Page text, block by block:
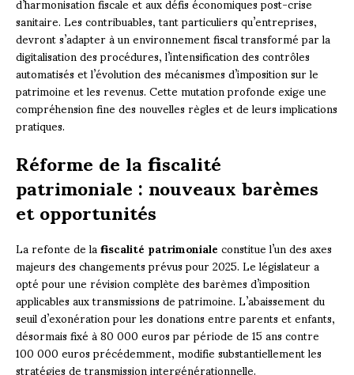
sanitaire. Les contribuables, tant particuliers qu’entreprises,
devront s’adapter à un environnement fiscal transformé par la
digitalisation des procédures, l’intensification des contrôles
automatisés et l’évolution des mécanismes d’imposition sur le
patrimoine et les revenus. Cette mutation profonde exige une
compréhension fine des nouvelles règles et de leurs implications
pratiques.
Réforme de la fiscalité
patrimoniale : nouveaux barèmes
et opportunités
La refonte de lafiscalité patrimonialeconstitue l’un des axes
majeurs des changements prévus pour 2025. Le législateur a
opté pour une révision complète des barèmes d’imposition
applicables aux transmissions de patrimoine. L’abaissement du
seuil d’exonération pour les donations entre parents et enfants,
désormais fixé à 80 000 euros par période de 15 ans contre
100 000 euros précédemment, modifie substantiellement les